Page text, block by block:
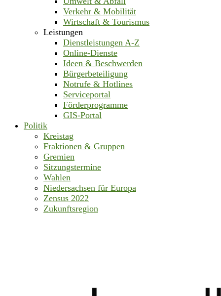
Verkehr & Mobilität
Wirtschaft & Tourismus
Leistungen
Dienstleistungen A-Z
Online-Dienste
Ideen & Beschwerden
Bürgerbeteiligung
Notrufe & Hotlines
Serviceportal
Förderprogramme
GIS-Portal
Politik
Kreistag
Fraktionen & Gruppen
Gremien
Sitzungstermine
Wahlen
Niedersachsen für Europa
Zensus 2022
Zukunftsregion